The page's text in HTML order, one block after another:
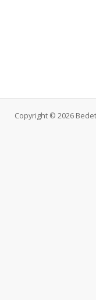
Copyright © 2026